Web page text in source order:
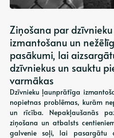
Ziņošana par
izmantošanu un
pasākumi, lai
dzīvniekus un sauktu
varmākas
Dzīvnieku ļaunprātīga
nopietnas problēmas, kurām
un rīcība. Nepakļaušanās
ziņošana un atbalsts
galvenie soļi, lai pasargātu